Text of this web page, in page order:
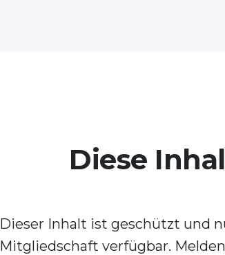
Diese
Dieser Inhalt ist geschützt und
Mitgliedschaft verfügbar.